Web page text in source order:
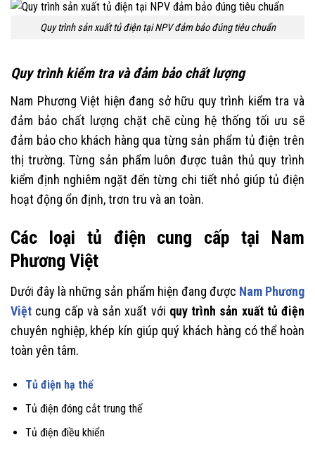
Quy trình sản xuất tủ điện tại NPV đảm bảo đúng tiêu chuẩn
Quy trình kiểm tra và đảm bảo chất lượng
Nam Phương Việt hiện đang sở hữu quy trình kiểm tra và
đảm bảo chất lượng chặt chẽ cùng hệ thống tối ưu sẽ
đảm bảo cho khách hàng qua từng sản phẩm tủ điện trên
thị trường. Từng sản phẩm luôn được tuân thủ quy trình
kiểm định nghiêm ngặt đến từng chi tiết nhỏ giúp tủ điện
hoạt động ổn định, trơn tru và an toàn.
Các loại tủ điện cung cấp tại Nam
Phương Việt
Dưới đây là những sản phẩm hiện đang được Nam Phương
Việt cung cấp và sản xuất với quy trình sản xuất tủ điện
chuyên nghiệp, khép kín giúp quý khách hàng có thể hoàn
toàn yên tâm.
Tủ điện hạ thế
Tủ điện đóng cắt trung thế
Tủ điện điều khiển